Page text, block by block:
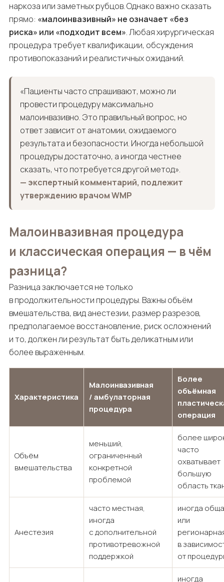
наркоза или заметных рубцов. Однако важно сказать
прямо: «малоинвазивный» не означает «без
риска» или «подходит всем». Любая хирургическая
процедура требует квалификации, обсуждения
противопоказаний и реалистичных ожиданий.
«Пациенты часто спрашивают, можно ли
провести процедуру максимально
малоинвазивно. Это правильный вопрос, но
ответ зависит от анатомии, ожидаемого
результата и безопасности. Иногда небольшой
процедуры достаточно, а иногда честнее
сказать, что потребуется другой метод».
— экспертный комментарий, подлежит
утверждению врачом WMP
Малоинвазивная процедура
и классическая операция — в чём
разница?
Разница заключается не только
в продолжительности процедуры. Важны объём
вмешательства, вид анестезии, размер разрезов,
предполагаемое восстановление, риск осложнений
и то, должен ли результат быть деликатным или
более выраженным.
Характеристика
Малоинвазивная
/ амбулаторная
процедура
Более
объёмная
операция
Объём
вмешательства
меньший,
ограниченный
конкретной
проблемой
более
часто
охватывает
большую
область
Анестезия
часто местная,
иногда
с дополнительной
противотревожной
поддержкой
иногда
или
в
от
иногда